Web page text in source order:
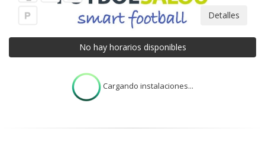
Detalles
No hay horarios disponibles
Cargando instalaciones...